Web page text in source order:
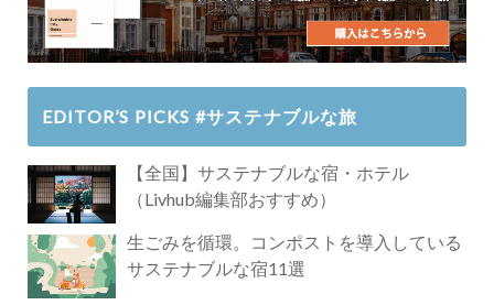
EDITOR’S PICKS #サステナブルな旅
【全国】サステナブルな宿・ホテル
（Livhub編集部おすすめ）
生ごみを循環。コンポストを導入している
サステナブルな宿11選